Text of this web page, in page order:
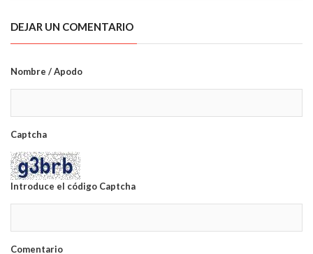
DEJAR UN COMENTARIO
Nombre / Apodo
Captcha
Introduce el código Captcha
Comentario